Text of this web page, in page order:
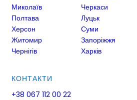
Миколаїв
Полтава
Херсон
Житомир
Чернігів
Черкаси
Луцьк
Суми
Запоріжжя
Харків
КОНТАКТИ
+38 067 112 00 22